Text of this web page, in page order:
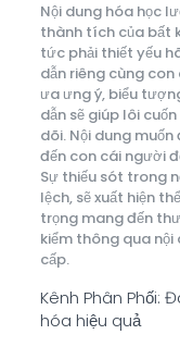
Nội dung hóa học
thành tích của bất
tức phải thiết yếu
dẫn riêng cùng con
ưa ưng ý, biểu
dẫn sẽ giúp lôi
dõi. Nội dung
đến con cái người
Sự thiếu sót trong
lệch, sẽ xuất hiện
trọng mang đến
kiểm thông qua nội
cấp.
Kênh Phân Phối:
hóa hiệu quả